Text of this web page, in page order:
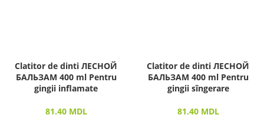
Clatitor de dinti ЛЕСНОЙ
БАЛЬЗАМ 400 ml Pentru
gingii inflamate
81.40 MDL
Clatitor de dinti ЛЕСНОЙ
БАЛЬЗАМ 400 ml Pentru
gingii sîngerare
81.40 MDL